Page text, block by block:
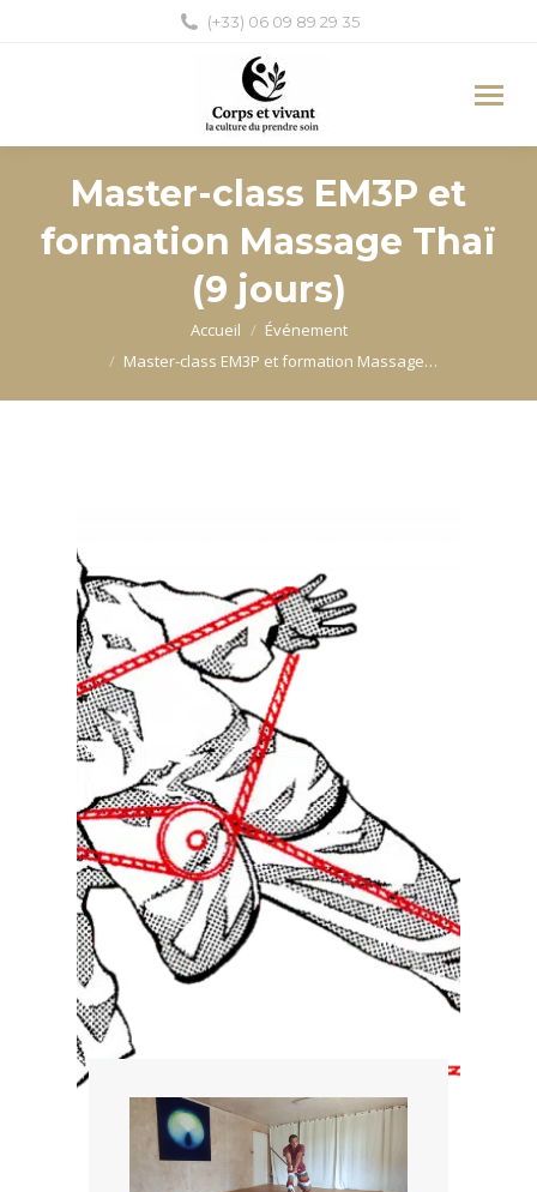
(+33) 06 09 89 29 35
Master-class EM3P et
formation Massage Thaï
(9 jours)
Accueil
Événement
Master-class EM3P et formation Massage…